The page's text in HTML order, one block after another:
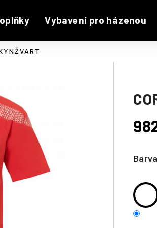
Vybavení pro házenou
Barva